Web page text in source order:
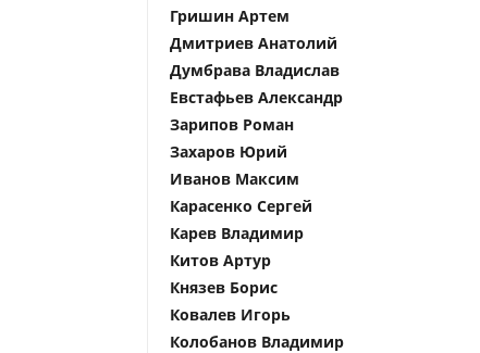
Гришин Артем
Дмитриев Анатолий
Думбрава Владислав
Евстафьев Александр
Зарипов Роман
Захаров Юрий
Иванов Максим
Карасенко Сергей
Карев Владимир
Китов Артур
Князев Борис
Ковалев Игорь
Колобанов Владимир